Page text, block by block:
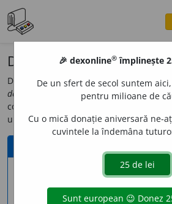
Donează
Dacă ai ajuns pe această pagină,
dexonline
(dacă nu, poți afla dinpagina
contribui la dezvoltarea proiectului
unei sume de bani.
🎉 dexonline® împlinește
De un sfert de secol suntem
pentru milioane de
Cu o mică donație aniversară ne-
cuvintele la îndemâna